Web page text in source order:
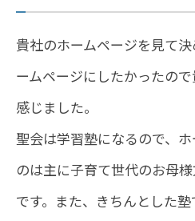
貴社のホームページを見て
ームページにしたかったの
感じました。
聖会は学習塾になるので、
のは主に子育て世代のお母様
です。また、きちんとした